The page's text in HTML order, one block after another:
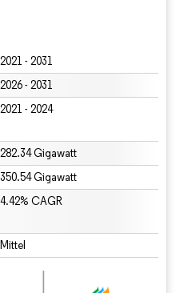
2021 - 2031
2026 - 2031
2021 - 2024
282.34 Gigawatt
350.54 Gigawatt
4.42% CAGR
Mittel
erfordert Namensnennung